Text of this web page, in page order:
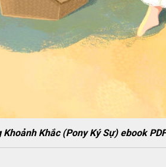
Khắc (Pony Ký Sự) ebook